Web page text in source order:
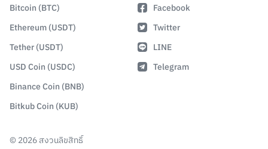
Bitcoin (BTC)
Ethereum (USDT)
Tether (USDT)
USD Coin (USDC)
Binance Coin (BNB)
Bitkub Coin (KUB)
Facebook
Twitter
LINE
Telegram
© 2026สงวนลิขสิทธิ์